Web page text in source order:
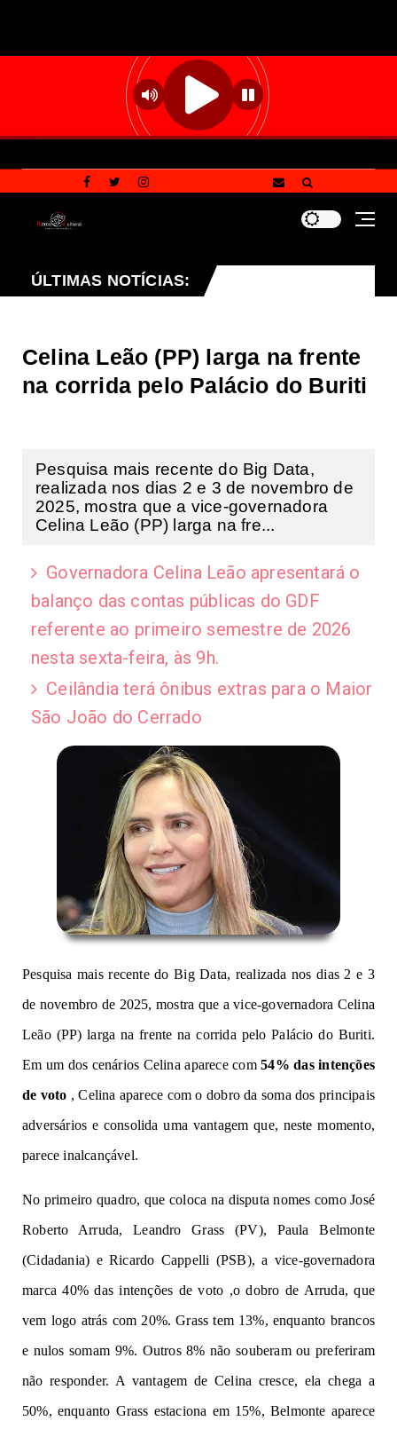
ÚLTIMAS NOTÍCIAS:
CLDF projeto que endurece penalidades para
Celina Leão (PP) larga na frente
na corrida pelo Palácio do Buriti
Pesquisa mais recente do Big Data,
realizada nos dias 2 e 3 de novembro de
2025, mostra que a vice-governadora
Celina Leão (PP) larga na fre...
Governadora Celina Leão apresentará o
balanço das contas públicas do GDF
referente ao primeiro semestre de 2026
nesta sexta-feira, às 9h.
Ceilândia terá ônibus extras para o Maior
São João do Cerrado
Pesquisa mais recente do Big Data, realizada nos dias 2 e 3
de novembro de 2025, mostra que a vice-governadora Celina
Leão (PP) larga na frente na corrida pelo Palácio do Buriti.
Em um dos cenários Celina aparece com 54% das intenções
de voto , Celina aparece com o dobro da soma dos principais
adversários e consolida uma vantagem que, neste momento,
parece inalcançável.
No primeiro quadro, que coloca na disputa nomes como José
Roberto Arruda, Leandro Grass (PV), Paula Belmonte
(Cidadania) e Ricardo Cappelli (PSB), a vice-governadora
marca 40% das intenções de voto ,o dobro de Arruda, que
vem logo atrás com 20%. Grass tem 13%, enquanto brancos
e nulos somam 9%. Outros 8% não souberam ou preferiram
não responder. A vantagem de Celina cresce, ela chega a
50%, enquanto Grass estaciona em 15%, Belmonte aparece